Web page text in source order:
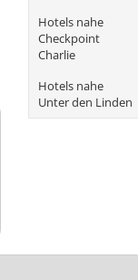
Hotels nahe
Checkpoint
Charlie
Hotels nahe
Unter den Linden